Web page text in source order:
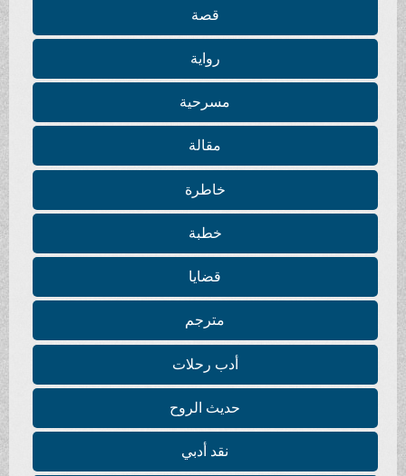
قصة
رواية
مسرحية
مقالة
خاطرة
خطبة
قضايا
مترجم
أدب رحلات
حديث الروح
نقد أدبي